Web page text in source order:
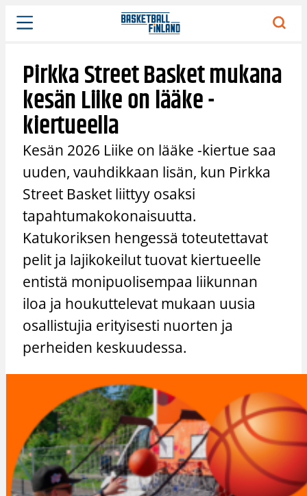
Siirry
sisältöön
Pirkka Street Basket mukana
kesän Liike on lääke -
kiertueella
Kesän 2026 Liike on lääke -kiertue saa
uuden, vauhdikkaan lisän, kun Pirkka
Street Basket liittyy osaksi
tapahtumakokonaisuutta.
Katukoriksen hengessä toteutettavat
pelit ja lajikokeilut tuovat kiertueelle
entistä monipuolisempaa liikunnan
iloa ja houkuttelevat mukaan uusia
osallistujia erityisesti nuorten ja
perheiden keskuudessa.